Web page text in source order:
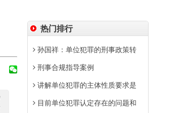
热门排行
孙国祥：单位犯罪的刑事政策转
刑事合规指导案例
讲解单位犯罪的主体性质要求是
目前单位犯罪认定存在的问题和